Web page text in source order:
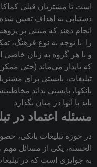
است تا مشتریان قبلی
دستیابی به اهداف تعیین
انجام دهند که مبتنی بر
را با توجه به نوع فرهنگ‌،
و با هر گروه به زبان خاصی
که پایدار ‌می‌ماند (حتی ممکن
تبلیغات، بایستی برای
بانکها، بایستی بداند
باید با آنها در میان بگذارد‌.
مسئله اعتماد در
در حوزه تبلیغات بانکی،
الحسنه، یکی از مسائل
به جوایزی است که در